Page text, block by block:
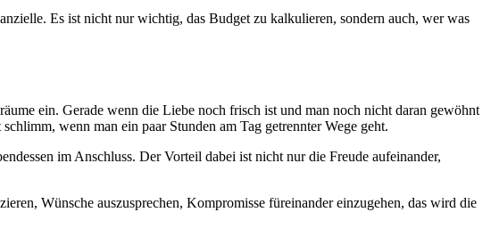
Es ist nicht nur wichtig, das Budget zu kalkulieren, sondern auch, wer was
ein. Gerade wenn die Liebe noch frisch ist und man noch nicht daran gewöhnt
wenn man ein paar Stunden am Tag getrennter Wege geht.
im Anschluss. Der Vorteil dabei ist nicht nur die Freude aufeinander,
Wünsche auszusprechen, Kompromisse füreinander einzugehen, das wird die